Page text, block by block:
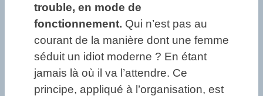
trouble, en mode de
fonctionnement. Qui n’est pas au
courant de la manière dont une femme
séduit un idiot moderne ? En étant
jamais là où il va l’attendre. Ce
principe, appliqué à l’organisation, est